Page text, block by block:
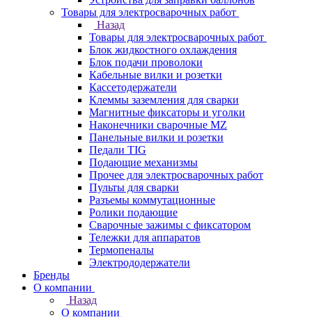
Товары для электросварочных работ
Назад
Товары для электросварочных работ
Блок жидкостного охлаждения
Блок подачи проволоки
Кабельные вилки и розетки
Кассетодержатели
Клеммы заземления для сварки
Магнитные фиксаторы и уголки
Наконечники сварочные MZ
Панельные вилки и розетки
Педали TIG
Подающие механизмы
Прочее для электросварочных работ
Пульты для сварки
Разъемы коммутационные
Ролики подающие
Сварочные зажимы с фиксатором
Тележки для аппаратов
Термопеналы
Электрододержатели
Бренды
О компании
Назад
О компании